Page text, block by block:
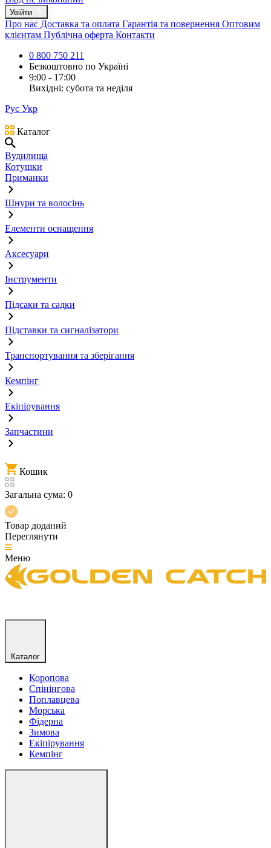
Увійти
Про нас Доставка та оплата Гарантія та повернення Оптовим
клієнтам Публічна оферта Контакти
0 800 750 211
Безкоштовно по Україні
9:00 - 17:00
Вихідні: субота та неділя
Рус Укр
Каталог
Вудилища
Котушки
Приманки
Шнури та волосінь
Елементи оснащення
Аксесуари
Інструменти
Підсаки та садки
Підставки та сигналізатори
Транспортування та зберігання
Кемпінг
Екіпірування
Запчастини
Кошик
Загальна сума: 0
Товар доданий
Переглянути
Меню
Каталог
Коропова
Спінінгова
Поплавцева
Морська
Фідерна
Зимова
Екіпірування
Кемпінг